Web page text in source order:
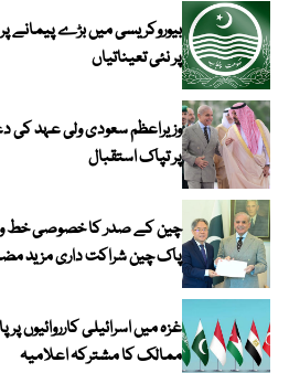
بیوروکریسی میں بڑے پیمانے
پر نئی تعیناتیاں
وزیراعظم سعودی ولی عہد کی
پر تپاک استقبال
چین کے صدر کا خصوصی خط
پاک چین شراکت داری مزید
ممالک کا مشترکہ اعلامیہ